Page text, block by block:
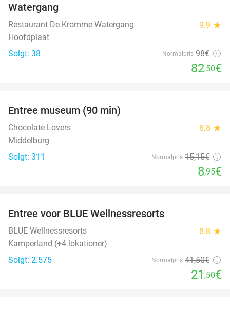
Watergang
Restaurant De Kromme Watergang 9.9 star
Hoofdplaat
Solgt: 38
Normalpris 98€
82,50€
Entree museum (90 min)
Chocolate Lovers 8.8 star
Middelburg
Solgt: 311
Normalpris 15,15€
8,95€
Entree voor BLUE Wellnessresorts
BLUE Wellnessresorts 8.8 star
Kamperland (+4 lokationer)
Solgt: 2.575
Normalpris 41,50€
21 ,50€